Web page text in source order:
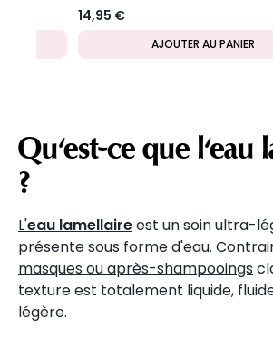
14,95 €
AJOUTER AU PANIER
Qu'est-ce que l'eau
?
L'eau lamellaireest un soin ultra-
présente sous forme d'eau.
masques ou après-shampooings
texture est totalement liquide,
légère.